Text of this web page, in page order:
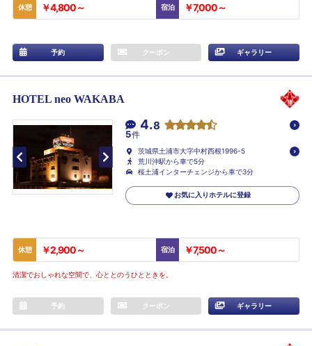
休憩 ￥4,800～ 宿泊 ￥7,000～
予約 クーポン ギャラリー
HOTEL neo WAKABA
4.8
5件
茨城県土浦市大字中村西根1996-5
荒川沖駅から車で5分
桜土浦インターチェンジから車で3分
お気に入りホテルに登録
休憩 ￥2,900～ 宿泊 ￥7,500～
清潔でおしゃれな空間で、心ととのうひとときを。
予約 クーポン ギャラリー